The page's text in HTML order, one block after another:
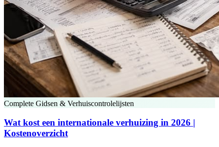
Complete Gidsen & Verhuiscontrolelijsten
Wat kost een internationale verhuizing in 2026 |
Kostenoverzicht